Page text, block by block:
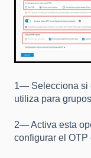
1— Selecciona si
utiliza para
2— Activa esta
configurar el